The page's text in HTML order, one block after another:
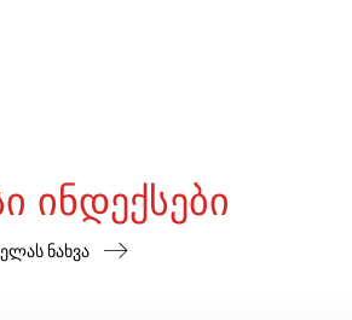
ᲘᲜᲓᲔᲥᲡᲔᲑᲘ
ნახვა